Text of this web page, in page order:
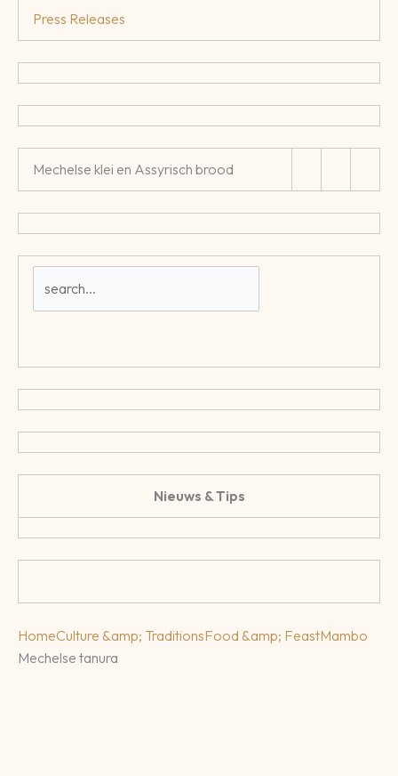
Press Releases
Mechelse klei en Assyrisch brood
Nieuws & Tips
HomeCulture &amp; TraditionsFood &amp; FeastMambo
Mechelse tanura